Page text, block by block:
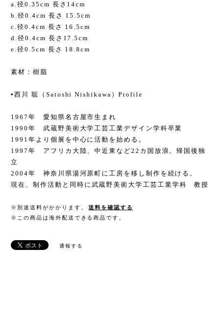
a.径0.35cm 長さ14cm
b.径0.4cm 長さ 15.5cm
c.径0.4cm 長さ 16.5cm
d.径0.4cm 長さ17.5cm
e.径0.5cm 長さ 18.8cm
素材：樹脂
▪️西川 聡（Satoshi Nishikawa）Profile
1967年 愛知県名古屋市生まれ
1990年 武蔵野美術大学工芸工業デザイン学科卒業
1991年より個展を中心に活動を始める。
1997年 アフリカ大陸、中近東など22カ国放浪。帰国後独
立
2004年 神奈川県湯河原町に工房を移し制作を続ける。
現在、制作活動と同時に武蔵野美術大学工芸工業学科 教授
※別途送料がかかります。
送料を確認する
※この商品は海外配送できる商品です。
通報する